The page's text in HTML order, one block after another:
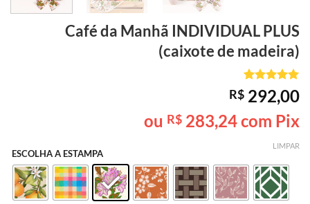
Café da Manhã INDIVIDUAL PLUS
(caixote de madeira)
Avaliado
como5de
5, com
baseado em
5
de clientes
R$ 292,00
ou R$ 283,24com Pix
ESCOLHA A ESTAMPA
LIMPAR